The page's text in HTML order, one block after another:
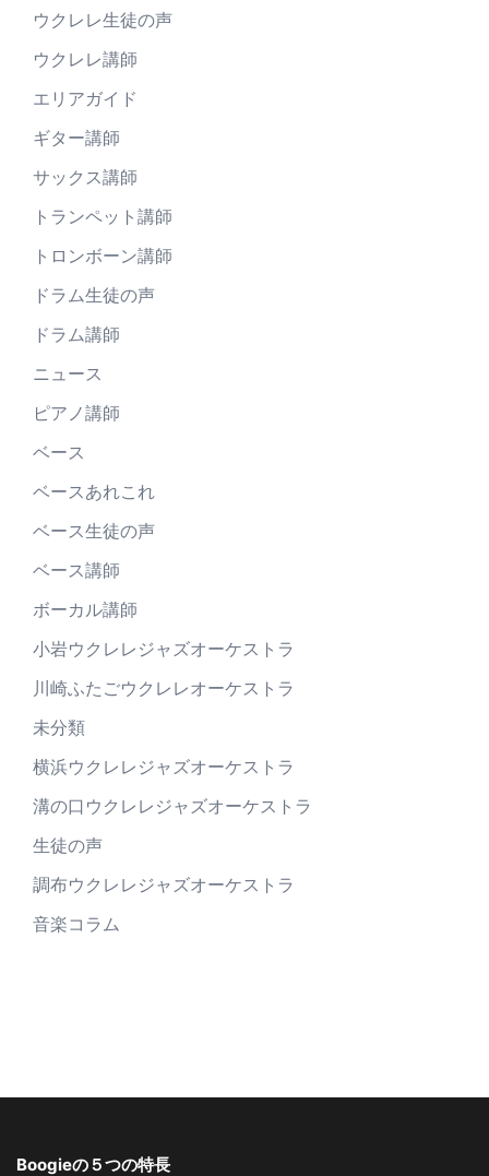
ウクレレ生徒の声
ウクレレ講師
エリアガイド
ギター講師
サックス講師
トランペット講師
トロンボーン講師
ドラム生徒の声
ドラム講師
ニュース
ピアノ講師
ベース
ベースあれこれ
ベース生徒の声
ベース講師
ボーカル講師
小岩ウクレレジャズオーケストラ
川崎ふたごウクレレオーケストラ
未分類
横浜ウクレレジャズオーケストラ
溝の口ウクレレジャズオーケストラ
生徒の声
調布ウクレレジャズオーケストラ
音楽コラム
Boogieの５つの特長